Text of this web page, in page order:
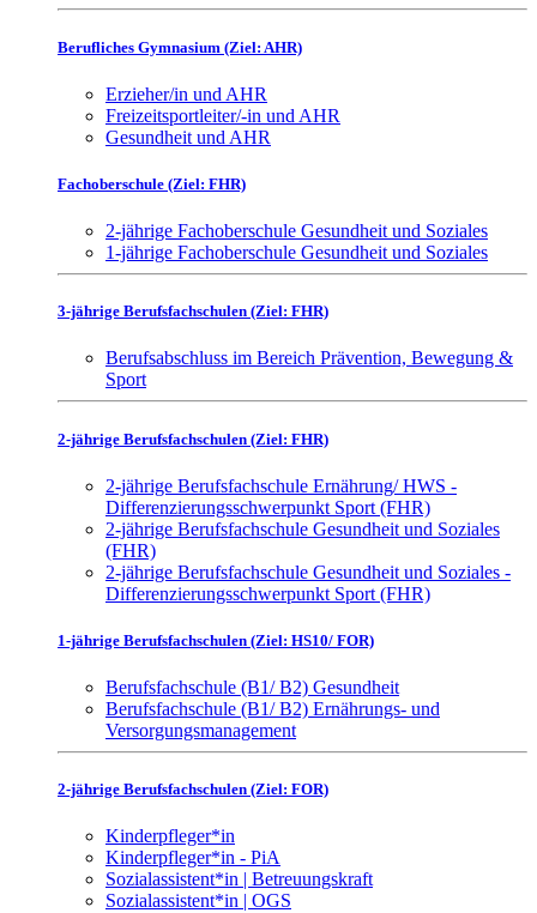
Berufliches Gymnasium (Ziel: AHR)
Erzieher/in und AHR
Freizeitsportleiter/-in und AHR
Gesundheit und AHR
Fachoberschule (Ziel: FHR)
2-jährige Fachoberschule Gesundheit und Soziales
1-jährige Fachoberschule Gesundheit und Soziales
3-jährige Berufsfachschulen (Ziel: FHR)
Berufsabschluss im Bereich Prävention, Bewegung &
Sport
2-jährige Berufsfachschulen (Ziel: FHR)
2-jährige Berufsfachschule Ernährung/ HWS -
Differenzierungsschwerpunkt Sport (FHR)
2-jährige Berufsfachschule Gesundheit und Soziales
(FHR)
2-jährige Berufsfachschule Gesundheit und Soziales -
Differenzierungsschwerpunkt Sport (FHR)
1-jährige Berufsfachschulen (Ziel: HS10/ FOR)
Berufsfachschule (B1/ B2) Gesundheit
Berufsfachschule (B1/ B2) Ernährungs- und
Versorgungsmanagement
2-jährige Berufsfachschulen (Ziel: FOR)
Kinderpfleger*in
Kinderpfleger*in - PiA
Sozialassistent*in | Betreuungskraft
Sozialassistent*in | OGS